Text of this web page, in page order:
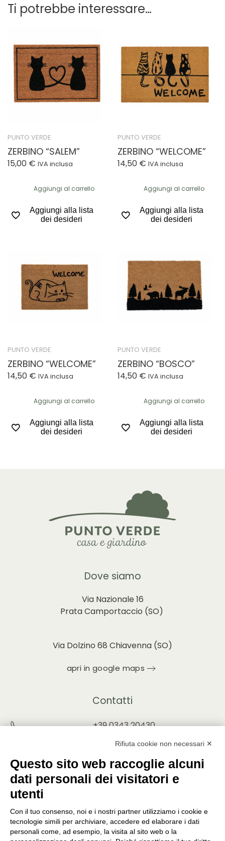
Ti potrebbe interessare…
PUNTO VERDE
ZERBINO “SALEM”
15,00 € IVA inclusa
Aggiungi al carrello
Aggiungi alla lista
dei desideri
PUNTO VERDE
ZERBINO “WELCOME”
14,50 € IVA inclusa
Aggiungi al carrello
Aggiungi alla lista
dei desideri
PUNTO VERDE
ZERBINO “WELCOME”
14,50 € IVA inclusa
Aggiungi al carrello
Aggiungi alla lista
dei desideri
PUNTO VERDE
ZERBINO “BOSCO”
14,50 € IVA inclusa
Aggiungi al carrello
Aggiungi alla lista
dei desideri
Dove siamo
Via Nazionale 16
Prata Camportaccio (SO)
Via Dolzino 68 Chiavenna (SO)
apri in google maps
Contatti
+39 0343 20430
INFO@PUNTOVERDEPRATA.IT
Orari di apertura
Lunedì - Sabato
Rifiuta cookie non necessari ✕
Questo sito web raccoglie alcuni
dati personali dei visitatori e
utenti
Con il tuo consenso, noi e i nostri partner utilizziamo i cookie e
tecnologie simili per archiviare, accedere ed elaborare i dati
personali come, ad esempio, la visita al sito web o la